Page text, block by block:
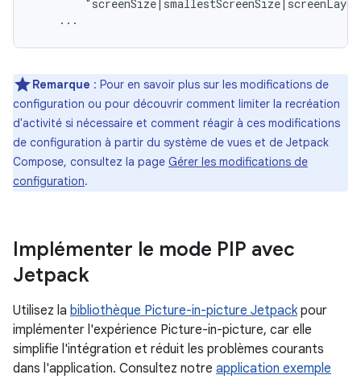
Remarque : Pour en savoir plus sur les modifications de
configuration ou pour découvrir comment limiter la recréation
d'activité si nécessaire et comment réagir à ces modifications
de configuration à partir du système de vues et de Jetpack
Compose, consultez la page Gérer les modifications de
configuration.
Implémenter le mode PIP avec
Jetpack
Utilisez la bibliothèque Picture-in-picture Jetpackpour
implémenter l'expérience Picture-in-picture, car elle
simplifie l'intégration et réduit les problèmes courants
dans l'application. Consultez notre application exemple